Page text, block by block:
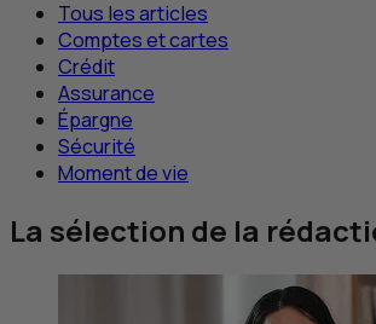
Tous les articles
Comptes et cartes
Crédit
Assurance
Épargne
Sécurité
Moment de vie
La sélection de la